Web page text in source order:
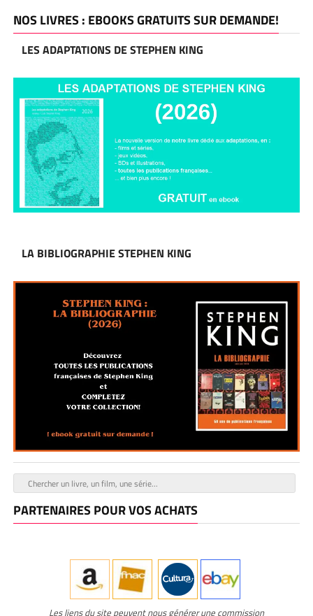
NOS LIVRES : EBOOKS GRATUITS SUR DEMANDE!
LES ADAPTATIONS DE STEPHEN KING
LA BIBLIOGRAPHIE STEPHEN KING
PARTENAIRES POUR VOS ACHATS
Les liens du site peuvent nous générer une commission